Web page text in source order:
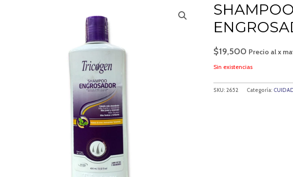
$19,500 Precio al x
Sin existencias
SKU: 2652 Categoría: